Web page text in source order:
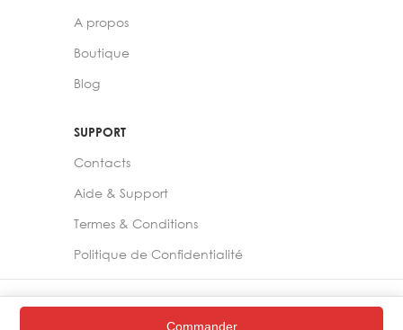
A propos
Boutique
Blog
SUPPORT
Contacts
Aide & Support
Termes & Conditions
Politique de Confidentialité
2024 – Chelia Store